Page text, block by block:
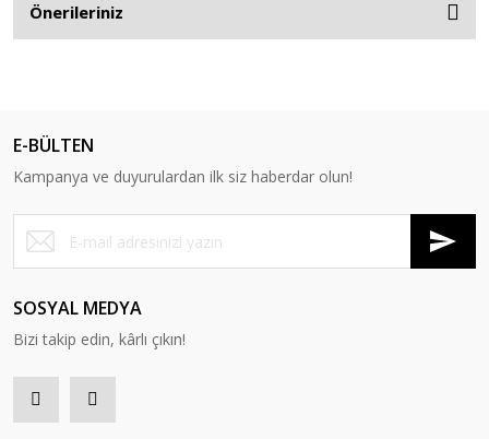
Önerileriniz
E-BÜLTEN
Kampanya ve duyurulardan ilk siz haberdar olun!
SOSYAL MEDYA
Bizi takip edin, kârlı çıkın!